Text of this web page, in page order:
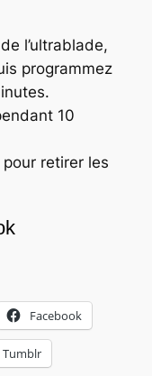
l’ultrablade,
programmez
10
retirer les
Facebook
Tumblr